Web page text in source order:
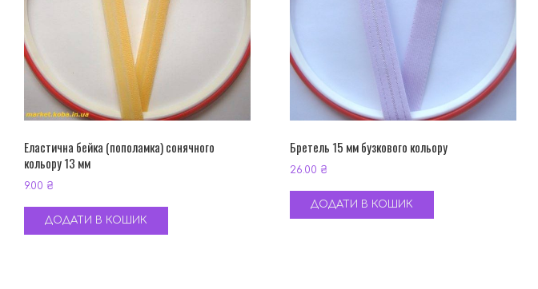
Еластична бейка (пополамка) сонячного
кольору 13 мм
9.00 ₴
ДОДАТИ В КОШИК
Бретель 15 мм бузкового кольору
26.00 ₴
ДОДАТИ В КОШИК